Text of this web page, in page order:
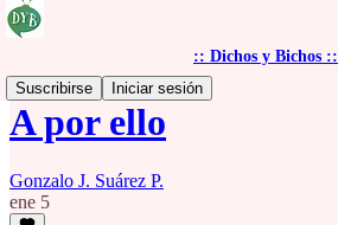
:: Dichos y Bichos ::
Suscribirse
Iniciar sesión
A por ello
Gonzalo J. Suárez P.
ene 5